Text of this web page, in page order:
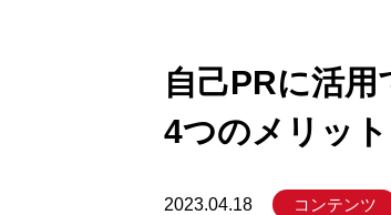
自己PRに活
4つのメリット
2023.04.18 コンテンツ